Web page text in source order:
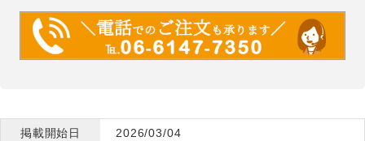
掲載開始日 2026/03/04